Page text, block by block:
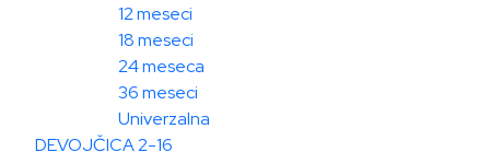
12 meseci
18 meseci
24 meseca
36 meseci
Univerzalna
DEVOJČICA 2-16